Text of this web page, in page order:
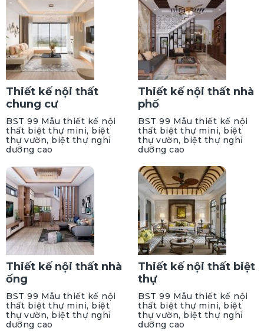
Thiết kế nội thất
chung cư
BST 99 Mẫu thiết kế nội
thất biệt thự mini, biệt
thự vườn, biệt thự nghỉ
dưỡng cao
Thiết kế nội thất nhà
phố
BST 99 Mẫu thiết kế nội
thất biệt thự mini, biệt
thự vườn, biệt thự nghỉ
dưỡng cao
Thiết kế nội thất nhà
ống
BST 99 Mẫu thiết kế nội
thất biệt thự mini, biệt
thự vườn, biệt thự nghỉ
dưỡng cao
Thiết kế nội thất biệt
thự
BST 99 Mẫu thiết kế nội
thất biệt thự mini, biệt
thự vườn, biệt thự nghỉ
dưỡng cao